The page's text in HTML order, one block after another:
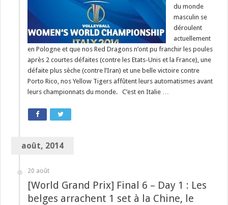
du monde
masculin se
déroulent
actuellement
en Pologne et que nos Red Dragons n’ont pu franchir les poules
après 2 courtes défaites (contre les Etats-Unis et la France), une
défaite plus sèche (contre l’Iran) et une belle victoire contre
Porto Rico, nos Yellow Tigers affûtent leurs automatismes avant
leurs championnats du monde. C’est en Italie …
août, 2014
20 août
[World Grand Prix] Final 6 – Day 1 : Les
belges arrachent 1 set à la Chine, le